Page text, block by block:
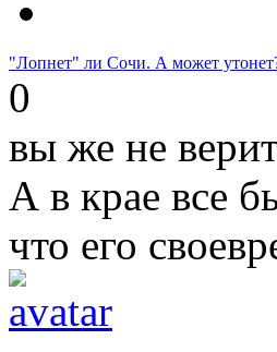
"Лопнет" ли Сочи. А может
0
вы же не
А в крае все
что его